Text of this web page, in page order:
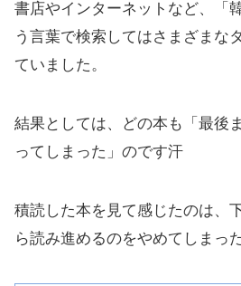
書店やインターネットなど、「
う言葉で検索してはさまざまな
ていました。
結果としては、どの本も「最後
ってしまった」のです汗
積読した本を見て感じたのは、
ら読み進めるのをやめてしまっ